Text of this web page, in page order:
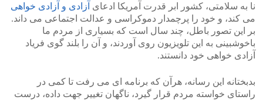
نا به سلامتی، کشور ابر قدرت آمریکا ادعای آزادی و آزادی خواهی
می کند، و خود را پرچمدار دموکراسی و عدالت اجتماعی می داند.
بر این تصور باطل، چند سال است که بسیاری از مردم ما
باخوشبینی به این تلویزیون روی آوردند، و آن را بلند گوی فریاد
آزادی خواهی خود دانستند.
بدبختانه این رسانه، هرآن که برنامه ای می رفت تا کمی در
راستای خواسته مردم قرار گیرد، ناگهان تغییر جهت داده، درست